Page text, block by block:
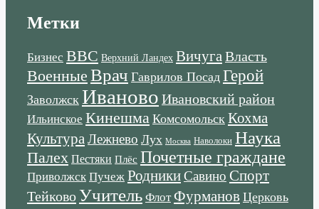
Метки
Бизнес ВВС Верхний Ландех ВичугаВласть
Военные Врач Гаврилов Посад Герой
Заволжск Иваново Ивановский район
Ильинское Кинешма Комсомольск Кохма
Культура Лежнево Лух Москва Наволоки Наука
Палех Пестяки Плёс Почетные граждане
Приволжск Пучеж РодникиСавино Спорт
ТейковоУчитель Флот Фурманов Церковь